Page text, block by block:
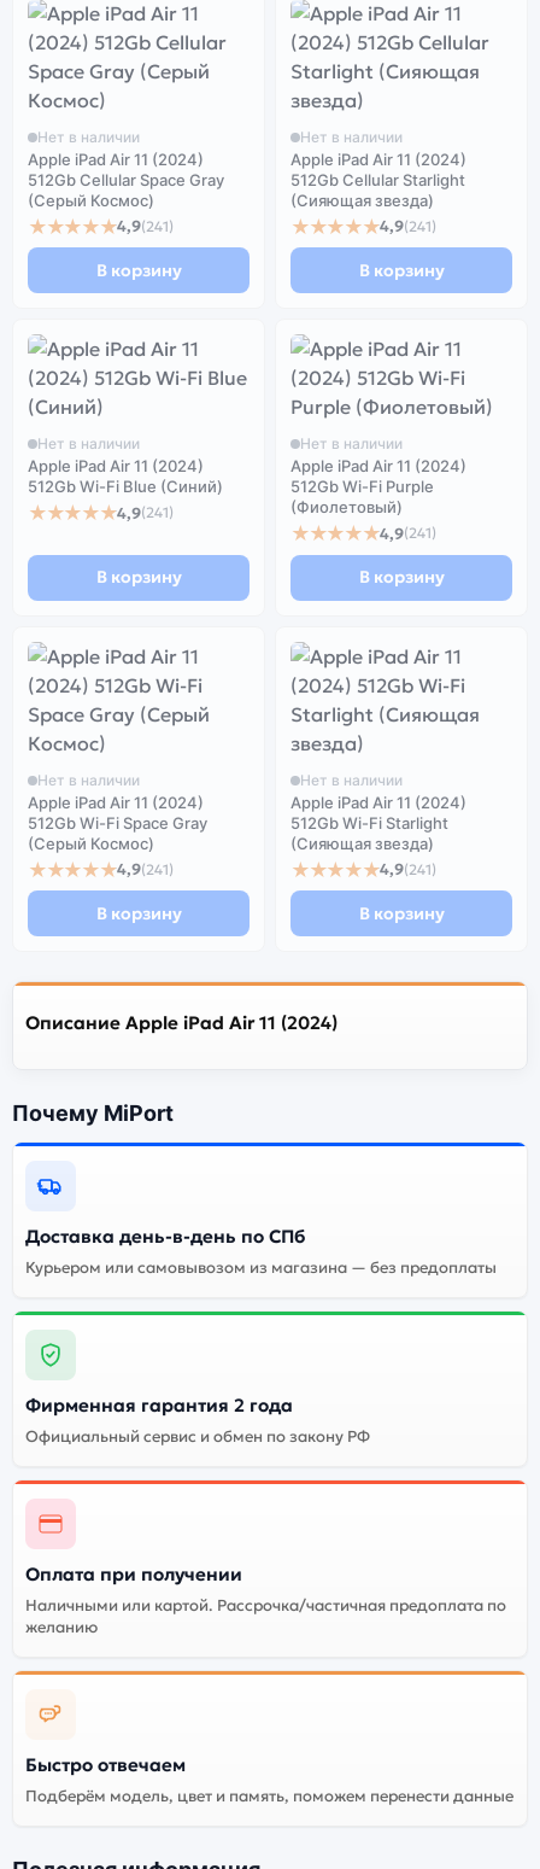
Нет в наличии
Apple iPad Air 11 (2024)
512Gb Cellular Space Gray
(Серый Космос)
★★★★★4,9(241)
В корзину
Нет в наличии
Apple iPad Air 11 (2024)
512Gb Cellular Starlight
(Сияющая звезда)
★★★★★4,9(241)
В корзину
Нет в наличии
Apple iPad Air 11 (2024)
512Gb Wi-Fi Blue (Синий)
★★★★★4,9(241)
В корзину
Нет в наличии
Apple iPad Air 11 (2024)
512Gb Wi-Fi Purple
(Фиолетовый)
★★★★★4,9(241)
В корзину
Нет в наличии
Apple iPad Air 11 (2024)
512Gb Wi-Fi Space Gray
(Серый Космос)
★★★★★4,9(241)
В корзину
Нет в наличии
Apple iPad Air 11 (2024)
512Gb Wi-Fi Starlight
(Сияющая звезда)
★★★★★4,9(241)
В корзину
Описание Apple iPad Air 11 (2024)
Почему MiPort
Доставка день-в-день по СПб
Курьером или самовывозом из магазина — без предоплаты
Фирменная гарантия 2 года
Официальный сервис и обмен по закону РФ
Оплата при получении
Наличными или картой. Рассрочка/частичная предоплата по
желанию
Быстро отвечаем
Подберём модель, цвет и память, поможем перенести данные